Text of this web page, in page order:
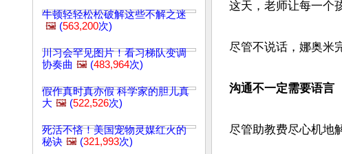
牛顿轻轻松松破解这些不解之迷
🖼️ (563,200次)
川习会罕见图片！看习梯队变调
协奏曲 🖼️ (483,964次)
假作真时真亦假 科学家的胆儿真
大 🖼️ (522,526次)
死活不悋！美国宠物灵媒红火的
秘诀 🖼️ (321,993次)
这天，老师让每一个
尽管不说话，娜奥米
沟通不一定需要语言
尽管助教费尽心机地